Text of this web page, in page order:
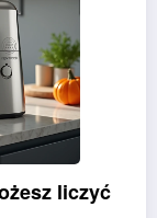
liczyć